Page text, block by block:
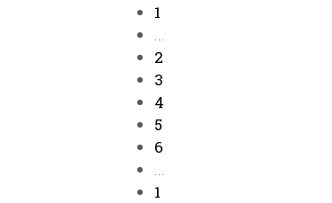
1
...
2
3
4
5
6
...
1